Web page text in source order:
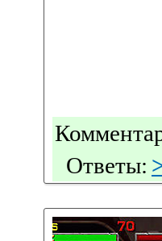
Ответы: